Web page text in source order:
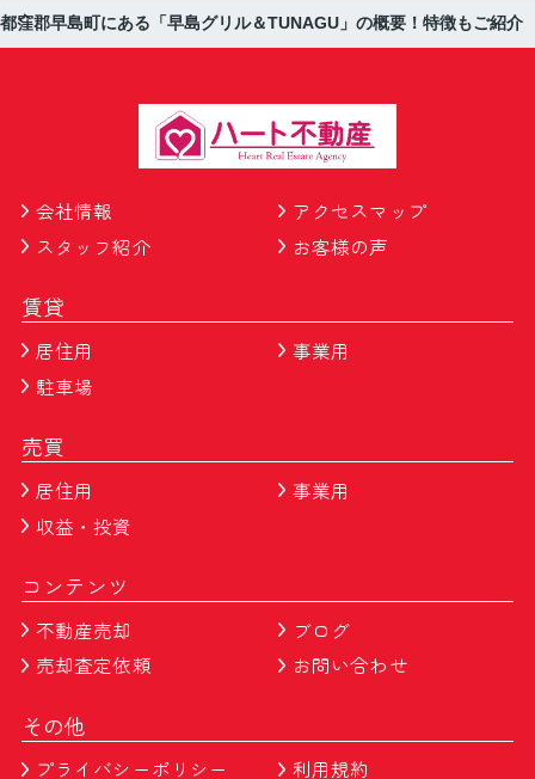
都窪郡早島町にある「早島グリル＆TUNAGU」の概要！特徴もご紹介
会社情報
アクセスマップ
スタッフ紹介
お客様の声
賃貸
居住用
事業用
駐車場
売買
居住用
事業用
収益・投資
コンテンツ
不動産売却
ブログ
売却査定依頼
お問い合わせ
その他
プライバシーポリシー 利用規約